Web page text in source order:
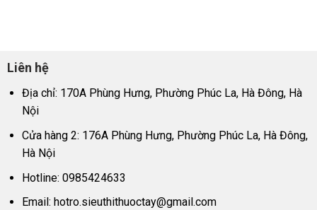
Liên hệ
Địa chỉ: 170A Phùng Hưng, Phường Phúc La, Hà Đông, Hà
Nội
Cửa hàng 2: 176A Phùng Hưng, Phường Phúc La, Hà Đông,
Hà Nội
Hotline: 0985424633
Email: hotro.sieuthithuoctay@gmail.com